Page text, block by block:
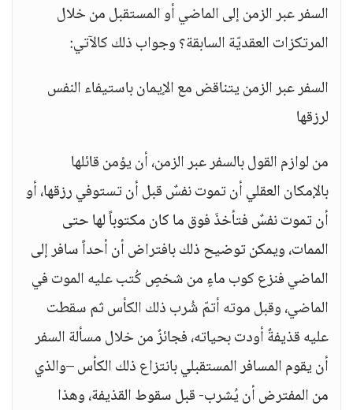
السفر عبر الزمن إلى الماضي أو المستقبل من خلال
المرتكزات العقديّة السابقة؟ وجواب ذلك كالآتي:
السفر عبر الزمن يتناقض مع الإيمان باستيفاء النفس
لرزقها
من لوازم القول بالسفر عبر الزمن، أن يؤمن قائلها
بالإمكان العقلي أن تموت نفسٌ قبل أن تستوفي رزقها، أو
أن تموت نفسٌ فتأخذَ فوق ما كان مكتوباً لها حتى
الممات، ويمكن توضيح ذلك بافتراض أن أحداً سافر إلى
الماضي فنزع كوب ماءٍ من شخصٍ كُتب عليه الموت في
الماضي، وقبل موته أتمّ شُرب ذلك الكأس ثم سقطت
عليه قذيفةٌ أودت بحياته، فجائزٌ من خلال مسألة السفر
أن يقوم المسافر المستقبلي بانتزاع ذلك الكأس –والذي
من المفترض أن يُشرب- قبل سقوط القذيفة، وهذا